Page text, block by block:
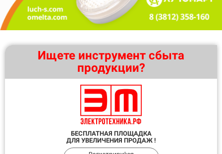
Ищете инструмент сбыта
продукции?
БЕСПЛАТНАЯ ПЛОЩАДКА
ДЛЯ УВЕЛИЧЕНИЯ ПРОДАЖ !